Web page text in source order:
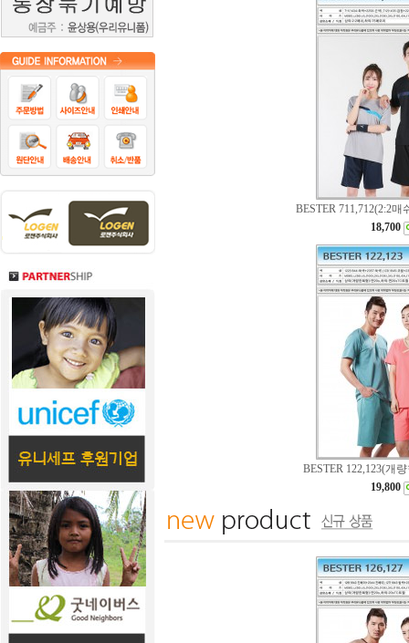
BESTER 711,712(2:2매
18,700
BESTER 122,123(개
19,800